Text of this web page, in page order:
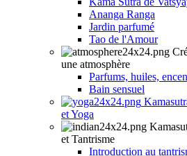
Ananga Ranga
Jardin parfumé
Tao de l'Amour
une atmosphère
Parfums, huiles,
Bain sensuel
et Yoga
et Tantrisme
Introduction au